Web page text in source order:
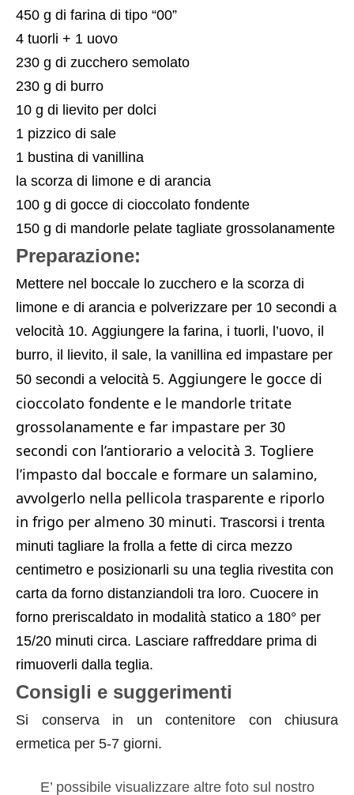
450 g di farina di tipo “00”
4 tuorli + 1 uovo
230 g di zucchero semolato
230 g di burro
10 g di lievito per dolci
1 pizzico di sale
1 bustina di vanillina
la scorza di limone e di arancia
100 g di gocce di cioccolato fondente
150 g di mandorle pelate tagliate grossolanamente
Preparazione:
Mettere nel boccale lo zucchero e la scorza di
limone e di arancia e polverizzare per 10 secondi a
velocità 10. Aggiungere la farina, i tuorli, l’uovo, il
burro, il lievito, il sale, la vanillina ed impastare per
50 secondi a velocità 5. Aggiungere le gocce di
cioccolato fondente e le mandorle tritate
grossolanamente e far impastare per 30
secondi con l’antiorario a velocità 3. Togliere
l’impasto dal boccale e formare un salamino,
avvolgerlo nella pellicola trasparente e riporlo
in frigo per almeno 30 minuti. Trascorsi i trenta
minuti tagliare la frolla a fette di circa mezzo
centimetro e posizionarli su una teglia rivestita con
carta da forno distanziandoli tra loro. Cuocere in
forno preriscaldato in modalità statico a 180° per
15/20 minuti circa. Lasciare raffreddare prima di
rimuoverli dalla teglia.
Consigli e suggerimenti
Si conserva in un contenitore con chiusura
ermetica per 5-7 giorni.
E’ possibile visualizzare altre foto sul nostro